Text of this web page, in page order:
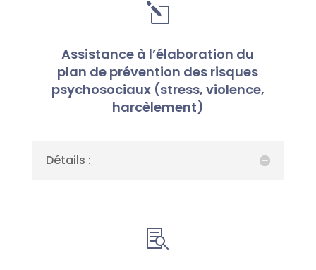
l
Assistance à l’élaboration du
plan de prévention des risques
psychosociaux (stress, violence,
harcèlement)
Détails :
